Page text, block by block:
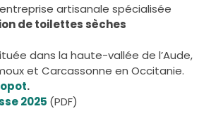
artisanale spécialisée
de toilettes sèches
dans la haute-vallée de l’Aude,
et Carcassonne en Occitanie.
.
2025 (PDF)